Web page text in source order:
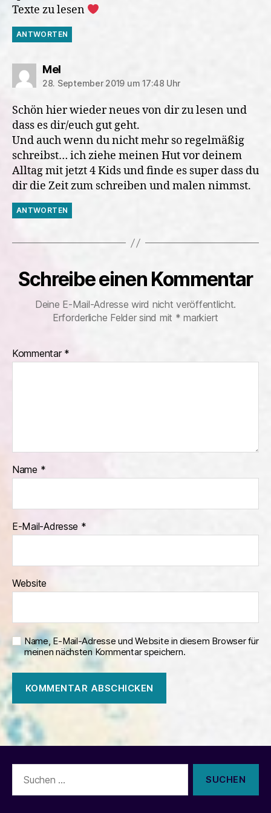
Texte zu lesen
ANTWORTEN
Melsagt:
28. September 2019 um 17:48 Uhr
Schön hier wieder neues von dir zu lesen und
dass es dir/euch gut geht.
Und auch wenn du nicht mehr so regelmäßig
schreibst… ich ziehe meinen Hut vor deinem
Alltag mit jetzt 4 Kids und finde es super dass du
dir die Zeit zum schreiben und malen nimmst.
ANTWORTEN
Schreibe einen Kommentar
Deine E-Mail-Adresse wird nicht veröffentlicht.
Erforderliche Felder sind mit * markiert
Kommentar *
Name *
E-Mail-Adresse *
Website
Name, E-Mail-Adresse und Website in diesem Browser für
meinen nächsten Kommentar speichern.
nach: